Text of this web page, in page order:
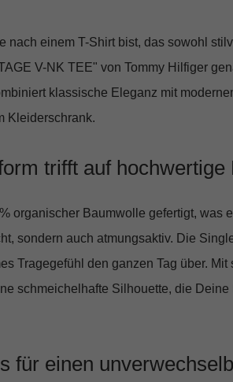
nach einem T-Shirt bist, das sowohl
V-NK TEE" von Tommy Hilfiger
klassische Eleganz mit
Kleiderschrank.
trifft auf hochwertige
organischer Baumwolle gefertigt, was
sondern auch atmungsaktiv. Die
Tragegefühl den ganzen Tag über. Mit
schmeichelhafte Silhouette, die Deine
für einen